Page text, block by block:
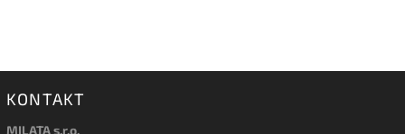
KONTAKT
MILATA s.r.o.